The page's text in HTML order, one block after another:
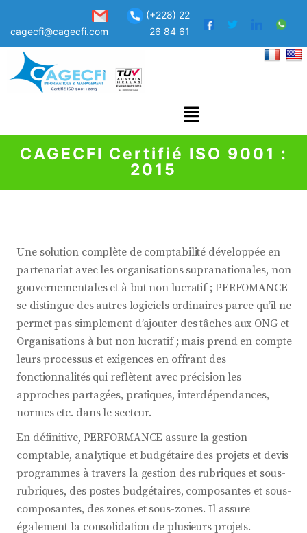
cagecfi@cagecfi.com
(+228) 22
26 84 61
CAGECFI Certifié ISO 9001 :
2015
Une solution complète de comptabilité développée en
partenariat avec les organisations supranationales, non
gouvernementales et à but non lucratif ; PERFOMANCE
se distingue des autres logiciels ordinaires parce qu’il ne
permet pas simplement d’ajouter des tâches aux ONG et
Organisations à but non lucratif ; mais prend en compte
leurs processus et exigences en offrant des
fonctionnalités qui reflètent avec précision les
approches partagées, pratiques, interdépendances,
normes etc. dans le secteur.
En définitive, PERFORMANCE assure la gestion
comptable, analytique et budgétaire des projets et devis
programmes à travers la gestion des rubriques et sous-
rubriques, des postes budgétaires, composantes et sous-
composantes, des zones et sous-zones. Il assure
également la consolidation de plusieurs projets.